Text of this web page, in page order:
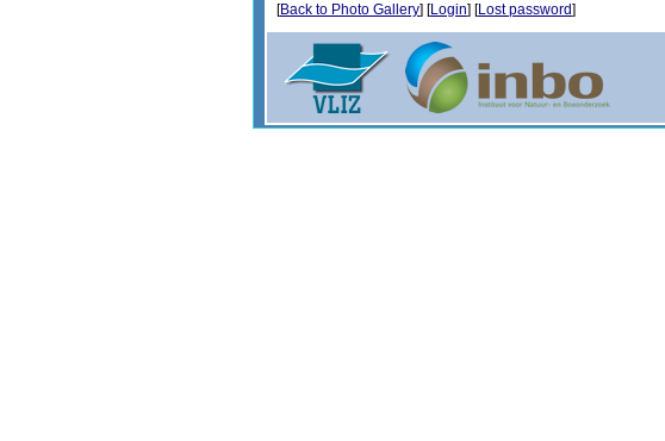
[Back to Photo Gallery] [Login] [Lost password]